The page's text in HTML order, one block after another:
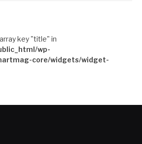
key "title" in
wp-
core/widgets/widget-